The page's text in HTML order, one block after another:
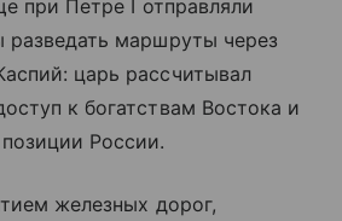
при Петре I отправляли
разведать маршруты через
царь рассчитывал
к богатствам Востока и
России.
железных дорог,